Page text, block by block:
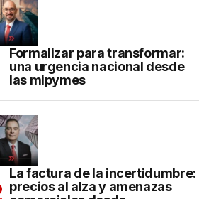
Formalizar para transformar:
una urgencia nacional desde
las mipymes
La factura de la incertidumbre:
precios al alza y amenazas